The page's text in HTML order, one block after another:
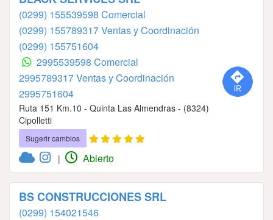
(0299) 155539598 Comercial
(0299) 155789317 Ventas y Coordinación
(0299) 155751604
2995539598 Comercial
2995789317 Ventas y Coordinación
2995751604
Ruta 151 Km.10 - Quinta Las Almendras - (8324)
Cipolletti
Sugerir cambios
| Abierto
BS CONSTRUCCIONES SRL
(0299) 154021546